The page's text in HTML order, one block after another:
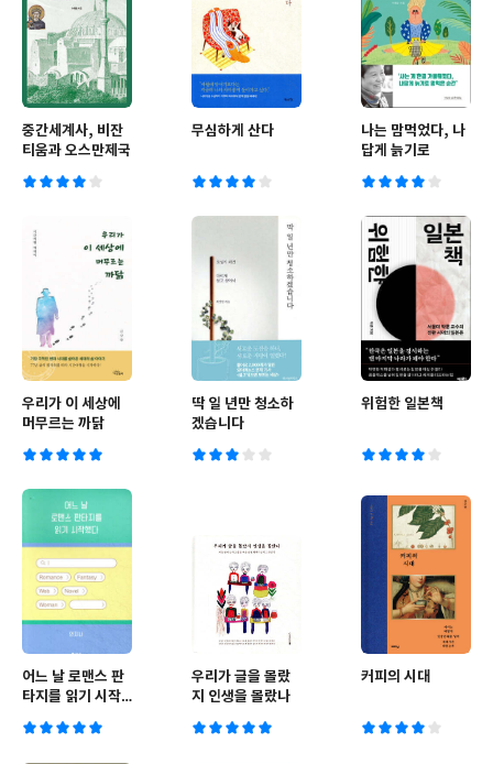
중간세계사, 비잔
티움과 오스만제국
무심하게 산다
나는 맘먹었다, 나
답게 늙기로
우리가 이 세상에
머무르는 까닭
딱 일 년만 청소하
겠습니다
위험한 일본책
어느 날 로맨스 판
타지를 읽기 시작
우리가 글을 몰랐
지 인생을 몰랐나
커피의 시대